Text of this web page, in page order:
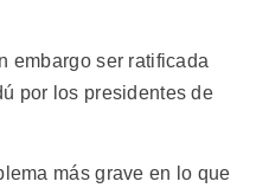
embargo ser ratificada
por los presidentes de
más grave en lo que